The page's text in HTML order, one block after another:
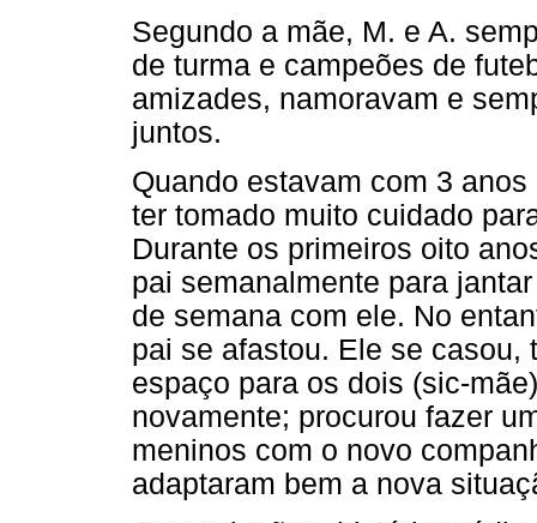
Segundo a mãe, M. e A.
de turma e campeões de
amizades, namoravam e
juntos.
Quando estavam com 3
ter tomado muito cuidado
Durante os primeiros oito
pai semanalmente para
de semana com ele. No
pai se afastou. Ele se casou,
espaço para os dois (sic-
novamente; procurou fazer
meninos com o novo
adaptaram bem a nova